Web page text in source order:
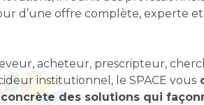
d’une offre complète, experte
acheteur, prescripteur,
institutionnel, le SPACE vous
des solutions qui